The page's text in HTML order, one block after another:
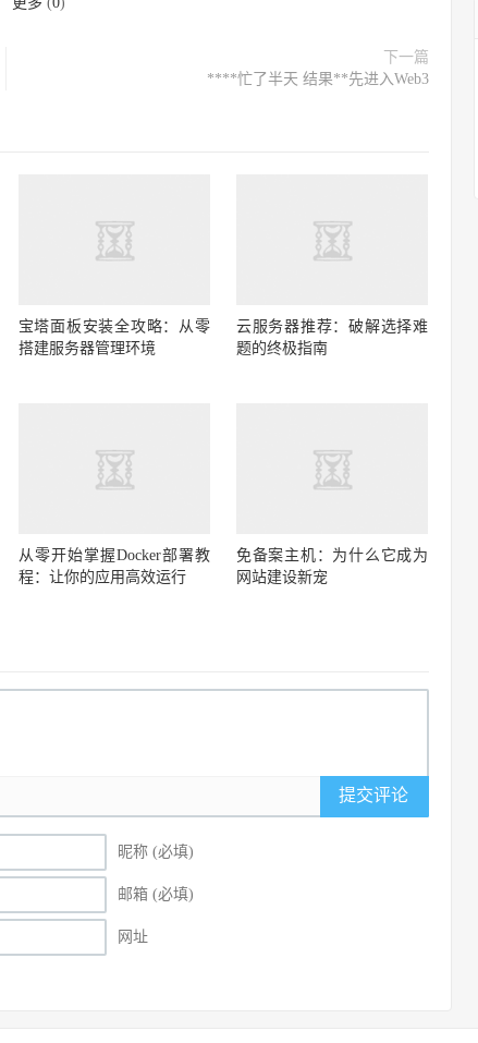
下一篇
****忙了半天 结果**先进入Web3
宝塔面板安装全攻略：从零
搭建服务器管理环境
云服务器推荐：破解选择难
题的终极指南
从零开始掌握Docker部署教
程：让你的应用高效运行
免备案主机：为什么它成为
网站建设新宠
提交评论
昵称 (必填)
邮箱 (必填)
网址